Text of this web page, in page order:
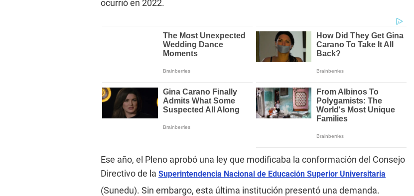
ocurrió en 2022.
Ese año, el Pleno aprobó una ley que modificaba la conformación del Consejo
Directivo de la Superintendencia Nacional de Educación Superior Universitaria
(Sunedu). Sin embargo, esta última institución presentó una demanda.